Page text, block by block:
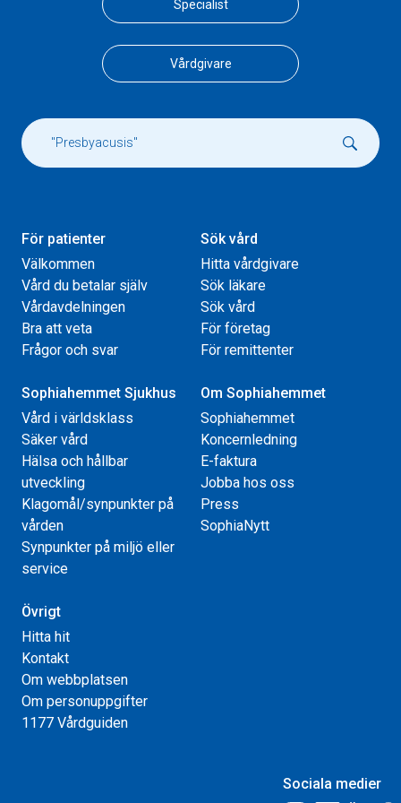
Specialist
Vårdgivare
För patienter
Välkommen
Vård du betalar själv
Vårdavdelningen
Bra att veta
Frågor och svar
Sök vård
Hitta vårdgivare
Sök läkare
Sök vård
För företag
För remittenter
Sophiahemmet Sjukhus
Vård i världsklass
Säker vård
Hälsa och hållbar
utveckling
Klagomål/synpunkter på
vården
Synpunkter på miljö eller
service
Om Sophiahemmet
Sophiahemmet
Koncernledning
E-faktura
Jobba hos oss
Press
SophiaNytt
Övrigt
Hitta hit
Kontakt
Om webbplatsen
Om personuppgifter
1177 Vårdguiden
Sociala medier